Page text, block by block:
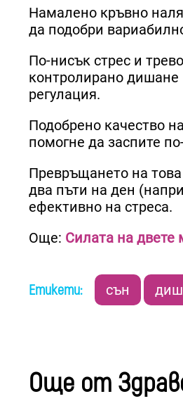
Намалено кръвно
да подобри
По-нисък стрес и
контролирано дишане
регулация.
Подобрено качество
помогне да заспите
Превръщането на
два пъти на ден
ефективно на стреса.
Още: Силата на двете
Етикети: сън
Още от